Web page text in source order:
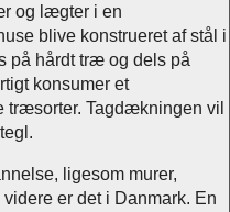
og lægter i en
blive konstrueret af stål i
på hårdt træ og dels på
konsumer et
træsorter. Tagdækningen vil
ligesom murer,
er det i Danmark. En